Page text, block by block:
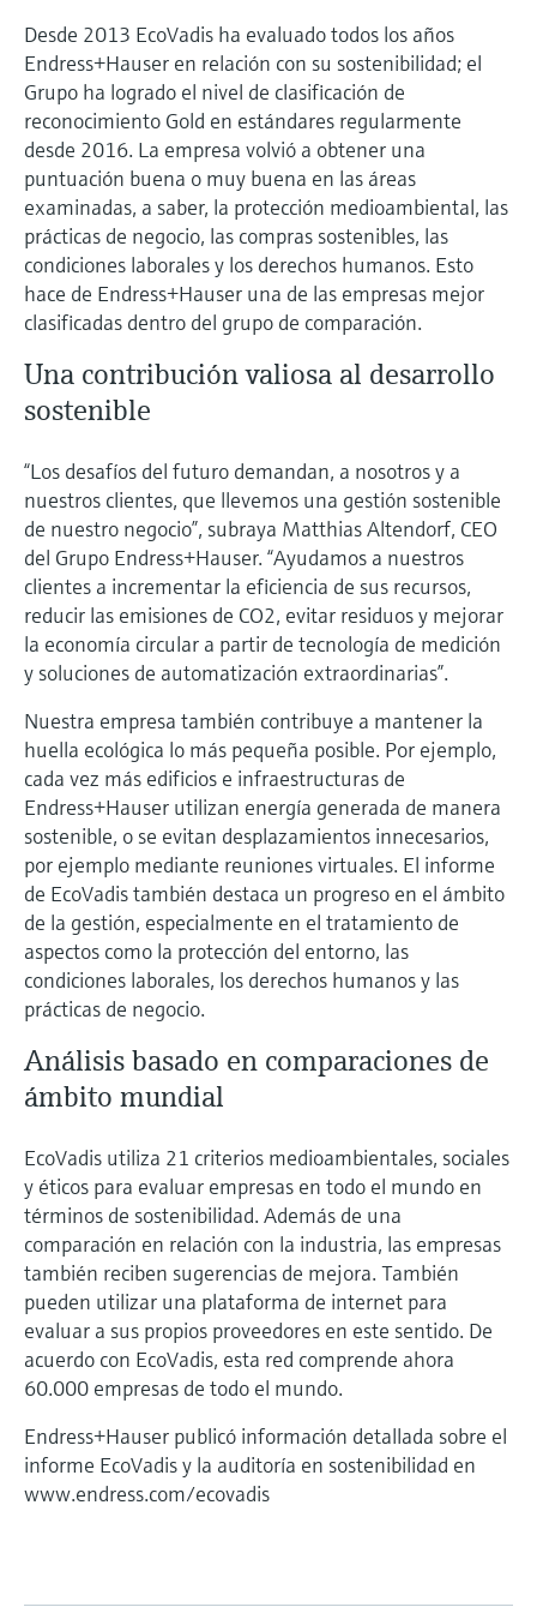
Visor de dispositivos
Encuentre información y documentación
específicas sobre los productos.
Buscador de repuestos
Encuentre repuestos por raíz del producto,
código de pedido o número de serie
electromecánico
Medición de nivel por barrera de
microondas
Level measurement with pressure
Ver todos
Medición mediante transmisión de
microondas
Memosens technology
Ver todos
la transparencia de los procesos
para una toma de decisiones más
sólida y fundamentada
Desde 2013 EcoVadis ha evaluado todos los años
Endress+Hauser en relación con su sostenibilidad; el
Grupo ha logrado el nivel de clasificación de
reconocimiento Gold en estándares regularmente
desde 2016. La empresa volvió a obtener una
puntuación buena o muy buena en las áreas
examinadas, a saber, la protección medioambiental, las
prácticas de negocio, las compras sostenibles, las
condiciones laborales y los derechos humanos. Esto
hace de Endress+Hauser una de las empresas mejor
clasificadas dentro del grupo de comparación.
Una contribución valiosa al desarrollo
sostenible
“Los desafíos del futuro demandan, a nosotros y a
nuestros clientes, que llevemos una gestión sostenible
de nuestro negocio”, subraya Matthias Altendorf, CEO
del Grupo Endress+Hauser. “Ayudamos a nuestros
clientes a incrementar la eficiencia de sus recursos,
reducir las emisiones de CO2, evitar residuos y mejorar
la economía circular a partir de tecnología de medición
y soluciones de automatización extraordinarias”.
Nuestra empresa también contribuye a mantener la
huella ecológica lo más pequeña posible. Por ejemplo,
cada vez más edificios e infraestructuras de
Endress+Hauser utilizan energía generada de manera
sostenible, o se evitan desplazamientos innecesarios,
por ejemplo mediante reuniones virtuales. El informe
de EcoVadis también destaca un progreso en el ámbito
de la gestión, especialmente en el tratamiento de
aspectos como la protección del entorno, las
condiciones laborales, los derechos humanos y las
prácticas de negocio.
Análisis basado en comparaciones de
ámbito mundial
EcoVadis utiliza 21 criterios medioambientales, sociales
y éticos para evaluar empresas en todo el mundo en
términos de sostenibilidad. Además de una
comparación en relación con la industria, las empresas
también reciben sugerencias de mejora. También
pueden utilizar una plataforma de internet para
evaluar a sus propios proveedores en este sentido. De
acuerdo con EcoVadis, esta red comprende ahora
60.000 empresas de todo el mundo.
Endress+Hauser publicó información detallada sobre el
informe EcoVadis y la auditoría en sostenibilidad en
www.endress.com/ecovadis